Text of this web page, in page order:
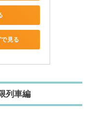
見る
列車編